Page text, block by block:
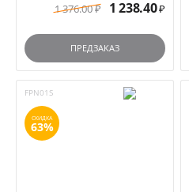
1 376.00 ₽ 1 238.40 ₽
ПРЕДЗАКАЗ
FPN01S
СКИДКА
63%